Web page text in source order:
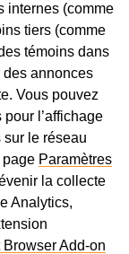
internes (comme
tiers (comme
témoins dans
des annonces
Vous pouvez
l’affichage
le réseau
page Paramètres
la collecte
Analytics,
Add-on